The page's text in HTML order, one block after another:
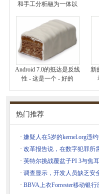
和手工分析融为一体以
Android 7.0的抵达是反线
性 - 这是一个 - 好的
新
热门推荐
· 嫌疑人在5岁的kernel.org违
· 改革报告说，在数字犯罪所
· 英特尔挑战覆盆子PI 3与焦
· 调查显示，开发人员缺乏安
· BBVA上衣Forrester移动银